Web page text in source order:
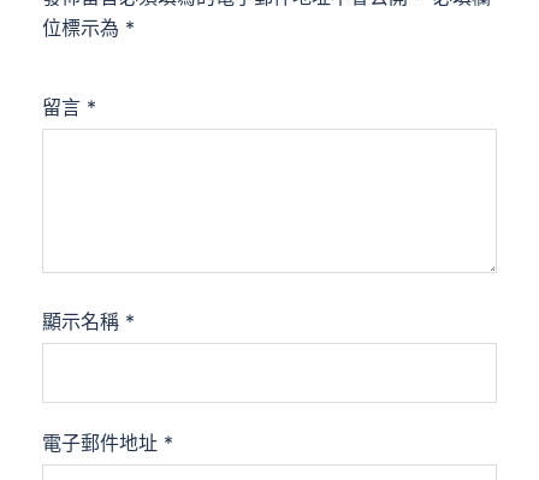
位標示為 *
留言 *
顯示名稱 *
電子郵件地址 *